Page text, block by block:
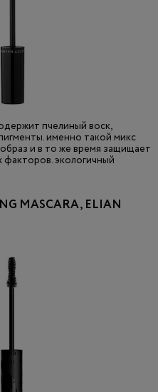
пчелиный воск,
именно такой микс
и в то же время защищает
экологичный
MASCARA, ELIAN